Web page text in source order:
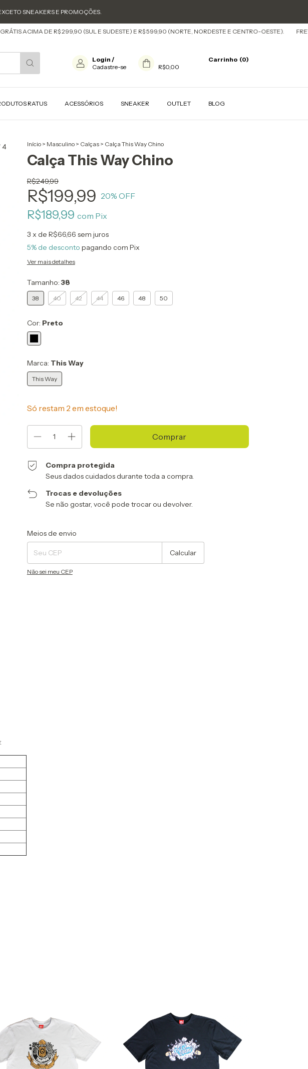
SNEAKERS E PROMOÇÕES.
ACIMA DE R$ 299,90 (SUL E SUDESTE) E R$ 599,90 (NORTE, NORDESTE E CENTRO-OESTE). FRETE
Login /
Cadastre-se
Carrinho (0)
R$0,00
RATUS ACESSÓRIOS SNEAKER OUTLET BLOG
4 Início > Masculino > Calças > Calça This Way Chino
Calça This Way Chino
R$249,99
R$199,99 20% OFF
R$189,99 com Pix
3 x de R$66,66 sem juros
5% de desconto pagando com Pix
Ver mais detalhes
Tamanho: 38
38 40 42 44 46 48 50
Cor: Preto
Marca: This Way
This Way
Só restam 2 em estoque!
Compra protegida
Seus dados cuidados durante toda a compra.
Trocas e devoluções
Se não gostar, você pode trocar ou devolver.
Entregas para o CEP:
Meios de envio
Calcular
Não sei meu CEP